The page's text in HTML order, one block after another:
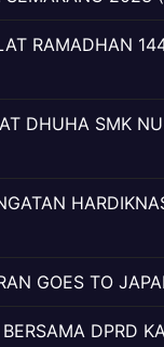
RAMADHAN
DHUHA SMK
GOES TO
DPRD